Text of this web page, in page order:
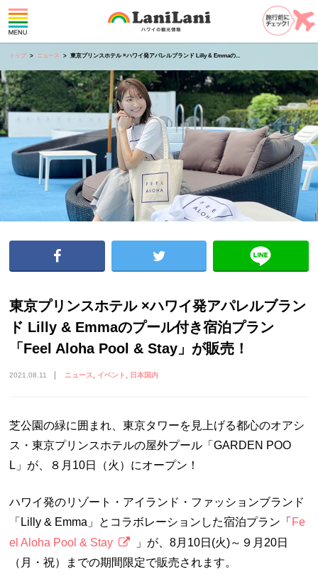
トップ ニュース 東京プリンスホテル ×ハワイ発アパレルブランド Lilly & Emmaの...
東京プリンスホテル ×ハワイ発アパレルブラン
ド Lilly & Emmaのプール付き宿泊プラン
「Feel Aloha Pool & Stay」が販売！
2021.08.11 ニュース イベント 日本国内
芝公園の緑に囲まれ、東京タワーを見上げる都心のオアシ
ス・東京プリンスホテルの屋外プール「GARDEN POO
L」が、８月10日（火）にオープン！
ハワイ発のリゾート・アイランド・ファッションブランド
「Lilly & Emma」とコラボレーションした宿泊プラン「 Fe
el Aloha Pool & Stay
」が、8月10日(火)～９月20日
（月・祝）までの期間限定で販売されます。